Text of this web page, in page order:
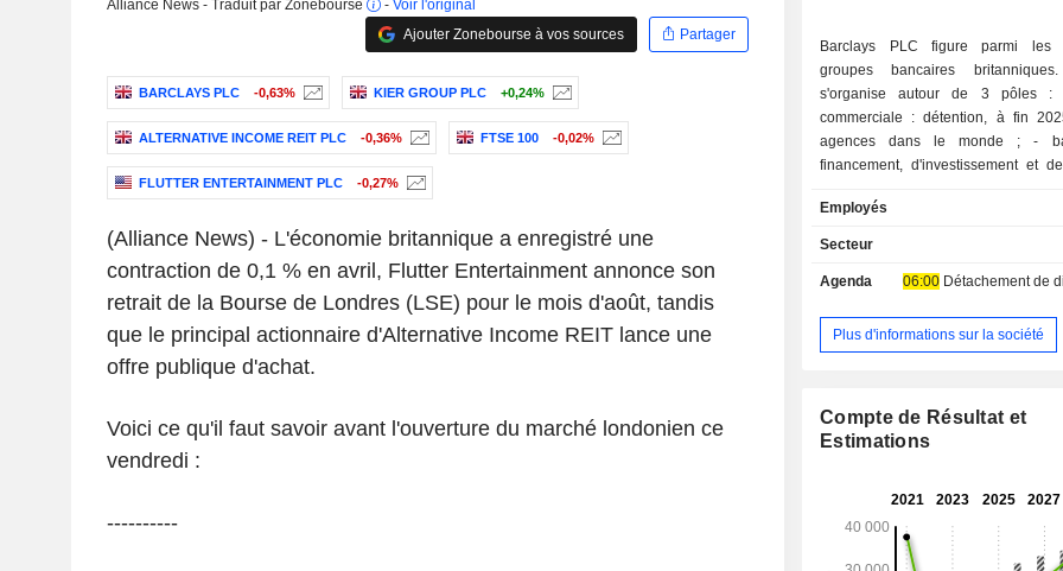
Alliance News - Traduit par Zonebourse
- Voir l'original
Ajouter Zonebourse à vos sources
Partager
BARCLAYS PLC -0,63% KIER GROUP PLC +0,24%
ALTERNATIVE INCOME REIT PLC -0,36% FTSE 100 -0,02%
FLUTTER ENTERTAINMENT PLC -0,27%
(Alliance News) - L'économie britannique a enregistré une
contraction de 0,1 % en avril, Flutter Entertainment annonce son
retrait de la Bourse de Londres (LSE) pour le mois d'août, tandis
que le principal actionnaire d'Alternative Income REIT lance une
offre publique d'achat.
Voici ce qu'il faut savoir avant l'ouverture du marché londonien ce
vendredi :
----------
Barclays PLC figure parmi les
groupes bancaires
s'organise autour de 3 pôles : -
commerciale : détention, à fin
agences dans le monde ; - banque de
financement, d'investissement et
projets, etc.), gestion de
interventions sur les marchés
fusions-acquisitions, capital-
groupe gère 565,2 MdsGBP
dépôts et 337,9 MdsGBP d'encours
(7,8%), Amériques (32,8%), Asie
et Moyen-Orient (0,3%).
Employés
Secteur
Agenda 06:00Détachement de dividende
Plus d'informations sur la société
Compte de Résultat et
Estimations